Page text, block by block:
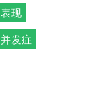
现
发症